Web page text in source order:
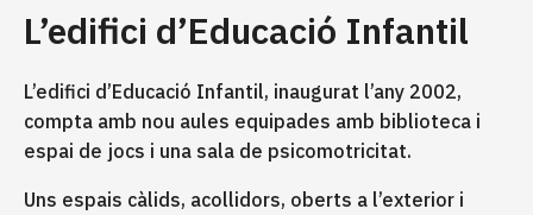
L’edifici d’Educació Infantil
L’edifici d’Educació Infantil, inaugurat l’any 2002,
compta amb nou aules equipades amb biblioteca i
espai de jocs i una sala de psicomotricitat.
Uns espais càlids, acollidors, oberts a l’exterior i